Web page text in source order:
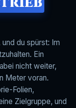
du spürst: Im
Ein
nicht weiter,
Meter voran.
Folien,
Zielgruppe, und